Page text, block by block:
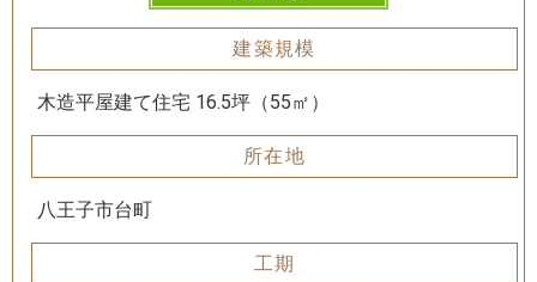
建築規模
木造平屋建て住宅 16.5坪（55㎡）
所在地
八王子市台町
工期